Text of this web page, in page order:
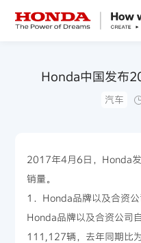
赛事运动
Honda中国发布
汽车
2017年4月6日，Honda
销量。
1．Honda品牌以及合资
Honda品牌以及合资公司
111,127辆，去年同期比